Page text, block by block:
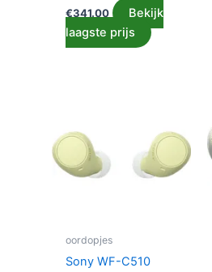
€341.00
Bekijk
laagste prijs
oordopjes
Sony WF-C510